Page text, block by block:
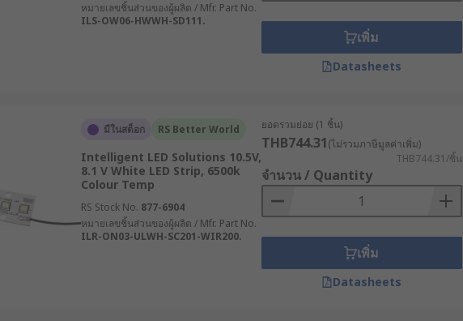
หมายเลขชิ้นส่วนของผู้ผลิต / Mfr. Part No.
ILS-OW06-HWWH-SD111.
เพิ่ม
Datasheets
มีในสต็อก RS Better World
Intelligent LED Solutions 10.5V,
8.1 V White LED Strip, 6500k
Colour Temp
RS Stock No. 877-6904
หมายเลขชิ้นส่วนของผู้ผลิต / Mfr. Part No.
ILR-ON03-ULWH-SC201-WIR200.
ยอดรวมย่อย (1 ชิ้น)
THB744.31(ไม่รวมภาษีมูลค่าเพิ่ม)
THB744.31/ชิ้น
จำนวน / Quantity
เพิ่ม
Datasheets